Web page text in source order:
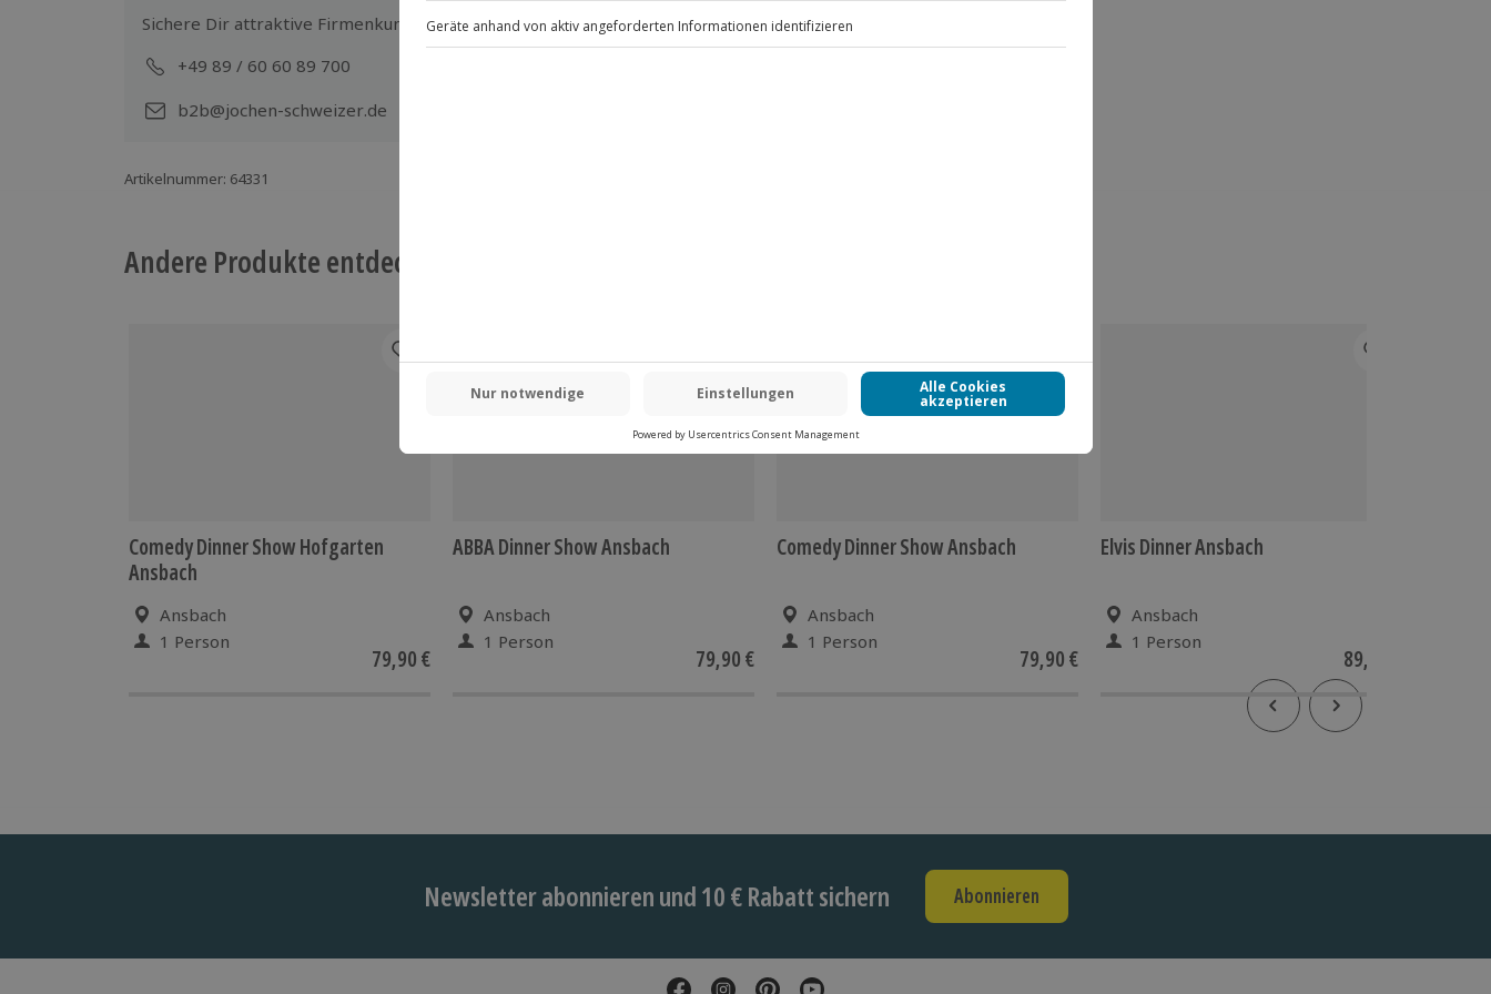
Sichere Dir attraktive Firmenkunden Vorteile.
+49 89 / 60 60 89 700
b2b@jochen-schweizer.de
Artikelnummer: 64331
Andere Produkte entdecken
Comedy Dinner Show Hofgarten
Ansbach
Ansbach
1 Person
79,90 €
ABBA Dinner Show Ansbach
Ansbach
1 Person
79,90 €
Comedy Dinner Show Ansbach
Ansbach
1 Person
79,90 €
Elvis Dinner Ansbach
Ansbach
1 Person
89,90 €
Newsletter abonnieren und 10 € Rabatt sichern Abonnieren